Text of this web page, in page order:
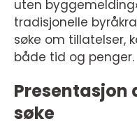
uten
tradisjonelle
søke om tillatelser,
både tid og penger.
Presentasjon
søke